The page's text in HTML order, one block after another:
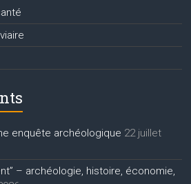
enquête archéologique 22 juillet
– archéologie, histoire, économie,